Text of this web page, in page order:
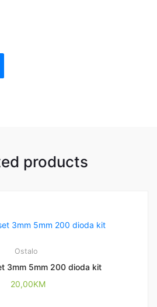
products
Ostalo
3mm 5mm 200 dioda kit
20,00KM